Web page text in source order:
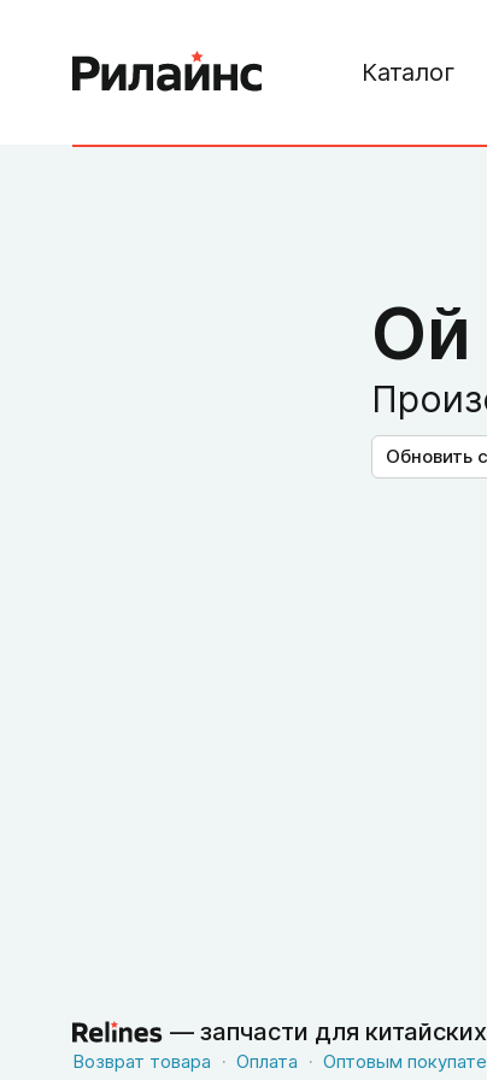
Каталог
Ой
Обновить
— запчасти для
Возврат товара Оплата Оптовым